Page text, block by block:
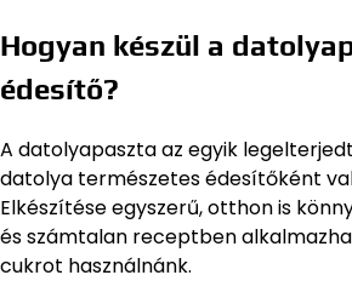
Hogyan készül a
édesítő?
A datolyapaszta az egyik
datolya természetes édesítőként
Elkészítése egyszerű, otthon is
és számtalan receptben
cukrot használnánk.